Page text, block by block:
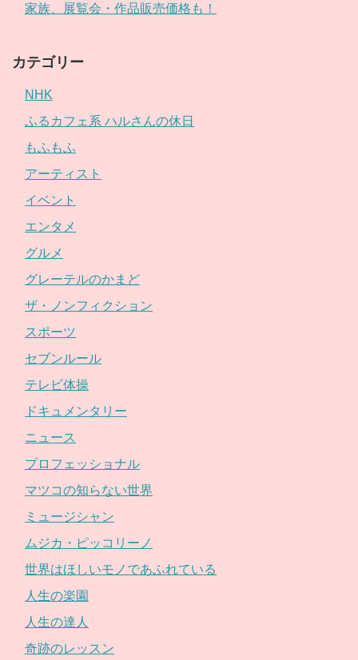
家族、展覧会・作品販売価格も！
カテゴリー
NHK
ふるカフェ系 ハルさんの休日
もふもふ
アーティスト
イベント
エンタメ
グルメ
グレーテルのかまど
ザ・ノンフィクション
スポーツ
セブンルール
テレビ体操
ドキュメンタリー
ニュース
プロフェッショナル
マツコの知らない世界
ミュージシャン
ムジカ・ピッコリーノ
世界はほしいモノであふれている
人生の楽園
人生の達人
奇跡のレッスン